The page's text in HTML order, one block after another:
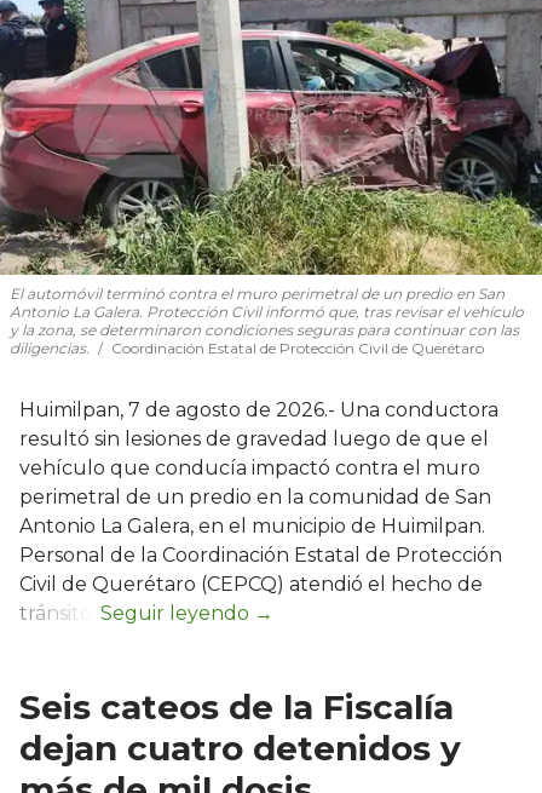
El automóvil terminó contra el muro perimetral de un predio en San
Antonio La Galera. Protección Civil informó que, tras revisar el vehículo
y la zona, se determinaron condiciones seguras para continuar con las
diligencias.
Coordinación Estatal de Protección Civil de Querétaro
Huimilpan, 7 de agosto de 2026.- Una conductora
resultó sin lesiones de gravedad luego de que el
vehículo que conducía impactó contra el muro
perimetral de un predio en la comunidad de San
Antonio La Galera, en el municipio de Huimilpan.
Personal de la Coordinación Estatal de Protección
Civil de Querétaro (CEPCQ) atendió el hecho de
tránsito.
Seis cateos de la Fiscalía
dejan cuatro detenidos y